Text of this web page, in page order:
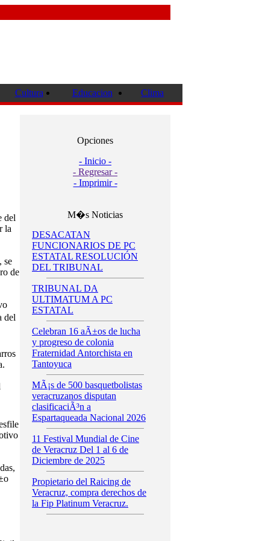
Cultura Educacion Clima
del
la
se
de
del
Opciones
- Inicio -
- Regresar -
- Imprimir -
M�s Noticias
DESACATAN
FUNCIONARIOS DE PC
ESTATAL RESOLUCIÓN
DEL TRIBUNAL
TRIBUNAL DA
ULTIMATUM A PC
ESTATAL
Celebran 16 aÃ±os de lucha
y progreso de colonia
Fraternidad Antorchista en
Tantoyuca
MÃ¡s de 500 basquetbolistas
veracruzanos disputan
clasificaciÃ³n a
Espartaqueada Nacional 2026
11 Festival Mundial de Cine
de Veracruz Del 1 al 6 de
Diciembre de 2025
Propietario del Raicing de
Veracruz, compra derechos de
la Fip Platinum Veracruz.